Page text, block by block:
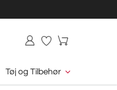
Tøj og Tilbehør